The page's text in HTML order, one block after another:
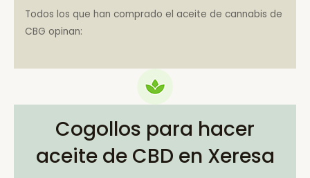
Todos los que han comprado el aceite de cannabis de
CBG opinan:
Cogollos para hacer
aceite de CBD en Xeresa